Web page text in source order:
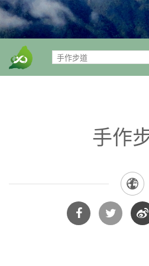
手作